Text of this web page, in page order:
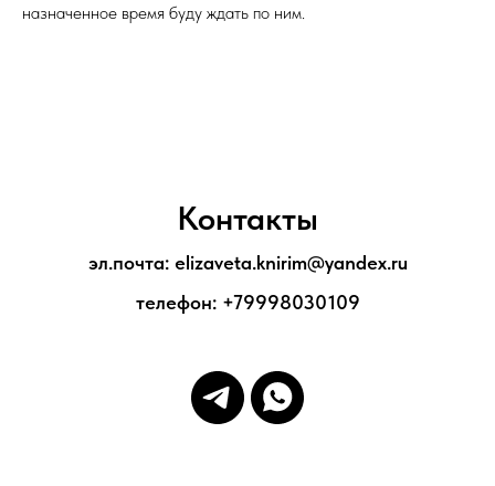
назначенное время буду ждать по ним.
Контакты
эл.почта: elizaveta.knirim@yandex.ru
телефон: +79998030109